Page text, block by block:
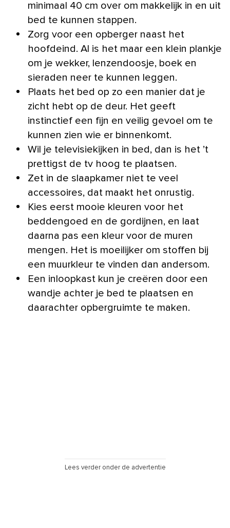
minimaal 40 cm over om makkelijk in en uit
bed te kunnen stappen.
Zorg voor een opberger naast het
hoofdeind. Al is het maar een klein plankje
om je wekker, lenzendoosje, boek en
sieraden neer te kunnen leggen.
Plaats het bed op zo een manier dat je
zicht hebt op de deur. Het geeft
instinctief een fijn en veilig gevoel om te
kunnen zien wie er binnenkomt.
Wil je televisiekijken in bed, dan is het ’t
prettigst de tv hoog te plaatsen.
Zet in de slaapkamer niet te veel
accessoires, dat maakt het onrustig.
Kies eerst mooie kleuren voor het
beddengoed en de gordijnen, en laat
daarna pas een kleur voor de muren
mengen. Het is moeilijker om stoffen bij
een muurkleur te vinden dan andersom.
Een inloopkast kun je creëren door een
wandje achter je bed te plaatsen en
daarachter opbergruimte te maken.
Lees verder onder de advertentie